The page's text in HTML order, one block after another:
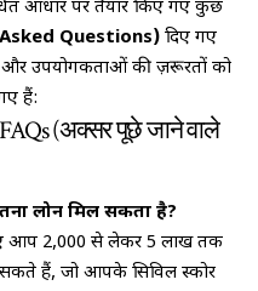
आधार पर तैयार किए गए कुछ
Questions) दिए गए
और उपयोगकर्ताओं की ज़रूरतों को
हैं:
(अक्सर पूछे जाने वाले
लोन मिल सकता है?
₹2,000 से लेकर ₹5 लाख तक
सकते हैं, जो आपके सिविल स्कोर